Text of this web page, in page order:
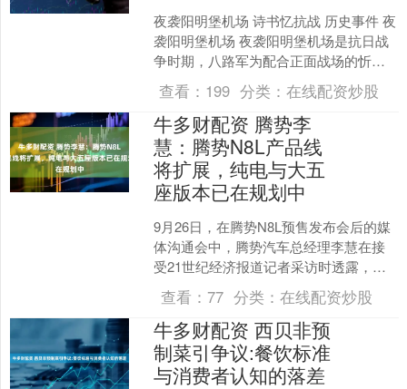
夜袭阳明堡机场 诗书忆抗战 历史事件 夜
袭阳明堡机场 夜袭阳明堡机场是抗日战
争时期，八路军为配合正面战场的忻口
战役，在山西代县袭击日军飞机场的一
场战斗。 193....
查看： 199 分类： 在线配资炒股
牛多财配资 腾势李
慧：腾势N8L产品线
将扩展，纯电与大五
座版本已在规划中
9月26日，在腾势N8L预售发布会后的媒
体沟通会中，腾势汽车总经理李慧在接
受21世纪经济报道记者采访时透露，未
来，腾势N8L还将发布纯电版本、双电机
版本及五座版....
查看：77 分类：在线配资炒股
牛多财配资 西贝非预
制菜引争议:餐饮标准
与消费者认知的落差